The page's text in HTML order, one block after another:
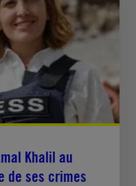
Khalil au
de ses crimes